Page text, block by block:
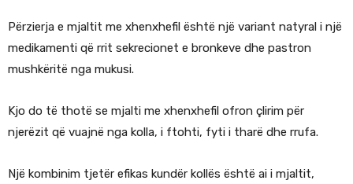
Përzierja e mjaltit me xhenxhefil është një variant natyral i një
medikamenti që rrit sekrecionet e bronkeve dhe pastron
mushkëritë nga mukusi.
Kjo do të thotë se mjalti me xhenxhefil ofron çlirim për
njerëzit që vuajnë nga kolla, i ftohti, fyti i tharë dhe rrufa.
Një kombinim tjetër efikas kundër kollës është ai i mjaltit,